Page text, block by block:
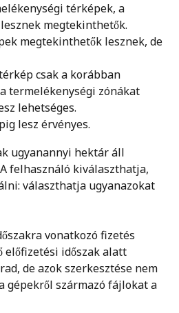
térképek, a
megtekinthetők.
megtekinthetők lesznek, de
csak a korábban
termelékenységi zónákat
lehetséges.
lesz érvényes.
ugyanannyi hektár áll
felhasználó kiválaszthatja,
választhatja ugyanazokat
vonatkozó fizetés
előfizetési időszak alatt
de azok szerkesztése nem
gépekről származó fájlokat a